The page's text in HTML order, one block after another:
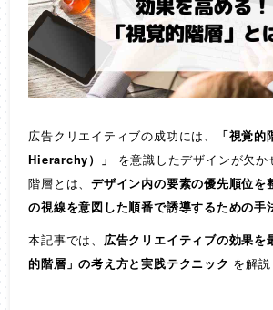
広告クリエイティブの成功には、
「視覚
Hierarchy）」
を意識したデザインが欠か
階層とは、デザイン内の要素の優先順位を
の視線を意図した順番で誘導するための手
本記事では、 広告クリエイティブの効果を
的階層」の考え方と実践テクニック を解説